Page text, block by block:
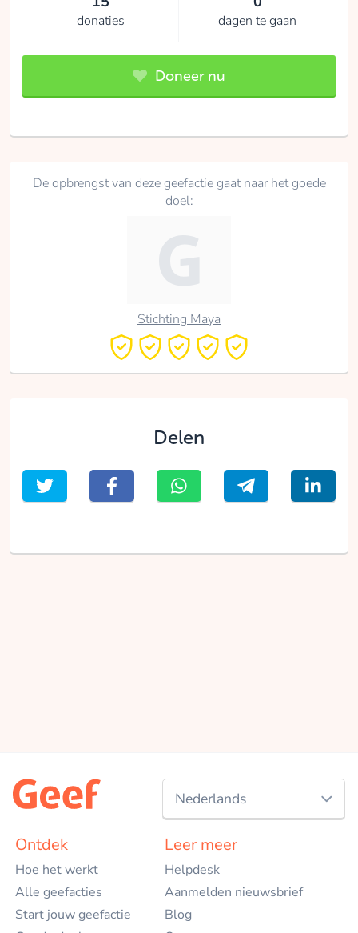
donaties dagen te gaan
Doneer nu
De opbrengst van deze geefactie gaat naar het goede
doel:
Stichting Maya
Delen
Nederlands
English
Ontdek
Hoe het werkt
Alle geefacties
Start jouw geefactie
Leer meer
Helpdesk
Aanmelden nieuwsbrief
Blog